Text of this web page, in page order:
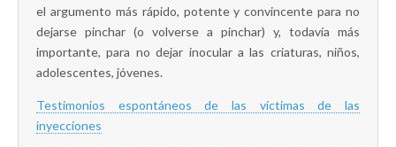
el argumento más rápido, potente y convincente para no
dejarse pinchar (o volverse a pinchar) y, todavía más
importante, para no dejar inocular a las criaturas, niños,
adolescentes, jóvenes.
Testimonios espontáneos de las víctimas de las
inyecciones